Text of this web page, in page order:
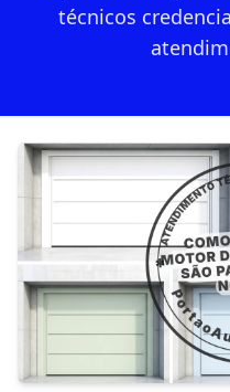
técnicos